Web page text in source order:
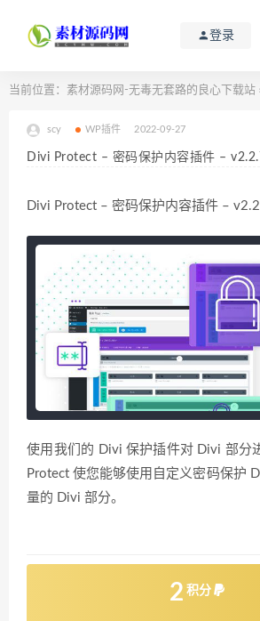
登录
当前位置： 素材源码网-无毒无套路的良心下载站
scy WP插件 2022-09-27
Divi Protect – 密码保护内容插件 –
Divi Protect – 密码保护内容插件 –
使用我们的 Divi 保护插件对 Divi 部分
Protect 使您能够使用自定义密码保护
量的 Divi 部分。
2 积分